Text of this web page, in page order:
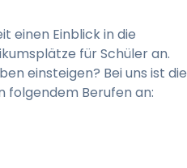
einen Einblick in die
für Schüler an.
einsteigen? Bei uns ist die
folgendem Berufen an: